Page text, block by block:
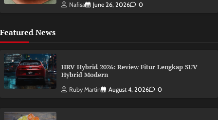
Nafisa June 26, 2026 0
Featured News
HRV Hybrid 2026: Review Fitur Lengkap SUV
Hybrid Modern
Ruby Martin August 4, 2026 0